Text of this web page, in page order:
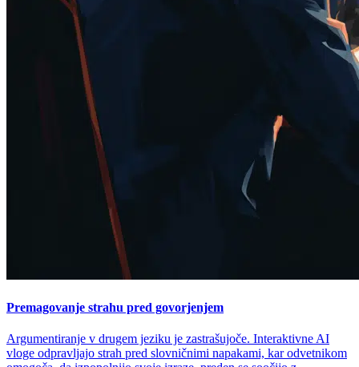
Premagovanje strahu pred govorjenjem
Argumentiranje v drugem jeziku je zastrašujoče. Interaktivne AI
vloge odpravljajo strah pred slovničnimi napakami, kar odvetnikom